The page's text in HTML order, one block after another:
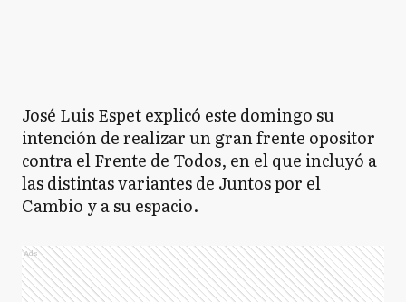
José Luis Espet explicó este domingo su
intención de realizar un gran frente opositor
contra el Frente de Todos, en el que incluyó a
las distintas variantes de Juntos por el
Cambio y a su espacio.
Ads